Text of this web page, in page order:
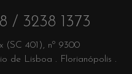
/ 3238 1373
(SC 401), nº 9300
de Lisboa . Florianópolis .